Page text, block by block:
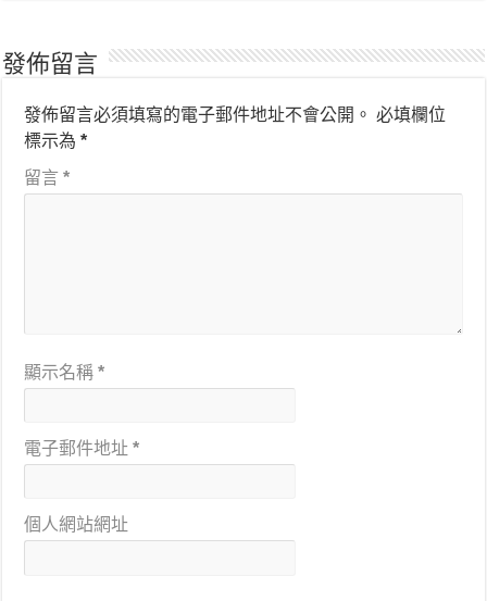
發佈留言
發佈留言必須填寫的電子郵件地址不會公開。 必填欄位
標示為*
留言*
顯示名稱*
電子郵件地址*
個人網站網址